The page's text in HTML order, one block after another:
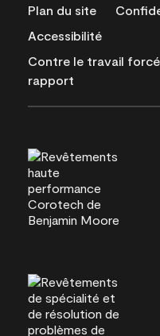
Plan du site
Accessibilité
Contre le travail
rapport